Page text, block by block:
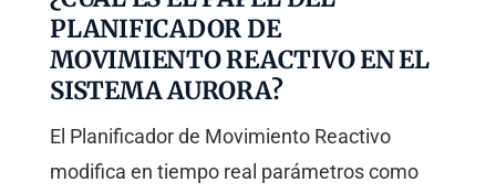
PLANIFICADOR DE
MOVIMIENTO REACTIVO EN EL
SISTEMA AURORA?
El Planificador de Movimiento Reactivo
modifica en tiempo real parámetros como